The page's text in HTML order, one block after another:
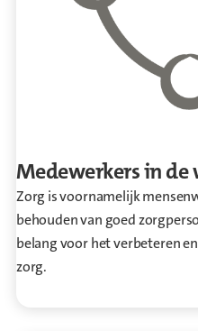
Medewerkers in de
Zorg is voornamelijk
behouden van goed
belang voor het verbeteren
zorg.